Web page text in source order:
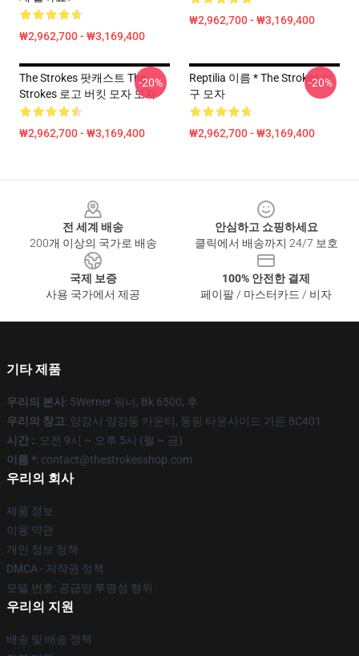
₩2,962,700 - ₩3,169,400
₩2,962,700 - ₩3,169,400
The Strokes 팟캐스트 The
Strokes 로고 버킷 모자 모자
₩2,962,700 - ₩3,169,400
-20%
Reptilia 이름 * The Strokes 야
구 모자
₩2,962,700 - ₩3,169,400
-20%
전 세계 배송
200개 이상의 국가로 배송
안심하고 쇼핑하세요
클릭에서 배송까지 24/7 보호
국제 보증
사용 국가에서 제공
100% 안전한 결제
페이팔 / 마스터카드 / 비자
기타 제품
우리의 본사: 5Werner 워너, Bk 6500, 후
우리의 창고: 양강시 양강동 카운티, 동핑 타운사이드 가든 8C401
시간 :: 오전 9시 ~ 오후 5시 (월 ~ 금)
이름 *: contact@thestrokesshop.com
우리의 회사
제품 정보
이용 약관
개인 정보 정책
DMCA - 저작권 정책
모델 번호: 공급망 투명성 행위
우리의 지원
배송 및 배송 정책